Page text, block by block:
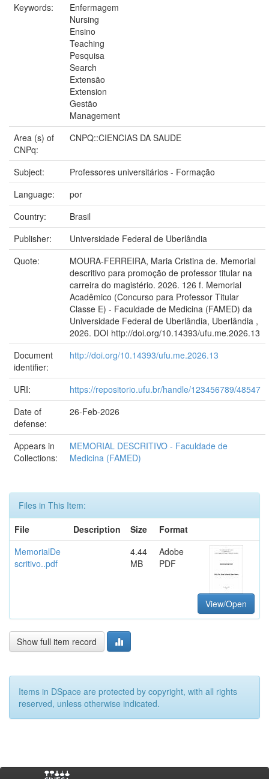
Keywords:
Enfermagem
Nursing
Ensino
Teaching
Pesquisa
Search
Extensão
Extension
Gestão
Management
Area (s) of
CNPq:
CNPQ::CIENCIAS DA SAUDE
Subject:
Professores universitários - Formação
Language:
por
Country:
Brasil
Publisher:
Universidade Federal de Uberlândia
Quote:
MOURA-FERREIRA, Maria Cristina de. Memorial
descritivo para promoção de professor titular na
carreira do magistério. 2026. 126 f. Memorial
Acadêmico (Concurso para Professor Titular
Classe E) - Faculdade de Medicina (FAMED) da
Universidade Federal de Uberlândia, Uberlândia ,
2026. DOI http://doi.org/10.14393/ufu.me.2026.13
Document
identifier:
http://doi.org/10.14393/ufu.me.2026.13
URI:
https://repositorio.ufu.br/handle/123456789/48547
Date of
defense:
26-Feb-2026
Appears in
Collections:
MEMORIAL DESCRITIVO - Faculdade de
Medicina (FAMED)
Files in This Item:
File
Description Size
Format
MemorialDe
scritivo..pdf
4.44
MB
Adobe
PDF
View/Open
Show full item record
Items in DSpace are protected by copyright, with all rights
reserved, unless otherwise indicated.